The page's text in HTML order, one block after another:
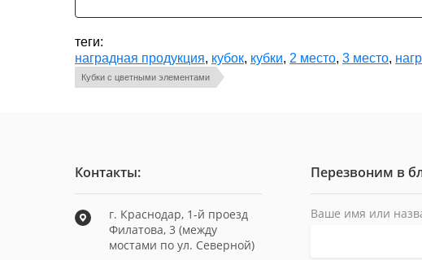
теги:
наградная продукция, кубок, кубки, 2 место, 3 место,
Кубки с цветными элементами
Контакты:
г. Краснодар, 1-й проезд
Филатова, 3 (между
мостами по ул. Северной)
Перезвоним в
Ваше имя или